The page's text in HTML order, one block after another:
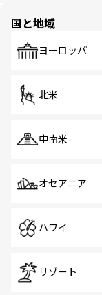
で、ホ
国と地域
ヨーロッパ
北米
中南米
オセアニア
ハワイ
リゾート